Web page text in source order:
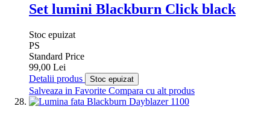
Set lumini Blackburn Click black
Stoc epuizat
PS
Standard Price
99,00 Lei
Detalii produs
Stoc epuizat
Salveaza in Favorite Compara cu alt produs